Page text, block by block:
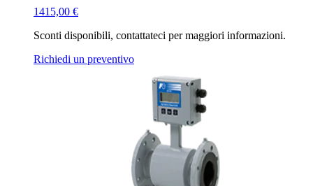
1415,00 €
Sconti disponibili, contattateci per maggiori informazioni.
Richiedi un preventivo